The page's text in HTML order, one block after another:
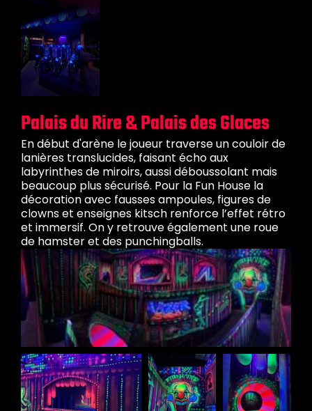
Palais du Rire & Palais des Glaces
En début d'arène le joueur traverse un couloir de
lanières translucides, faisant écho aux
labyrinthes de miroirs, aussi déboussolant mais
beaucoup plus sécurisé. Pour la Fun House la
décoration avec fausses ampoules, figures de
clowns et enseignes kitsch renforce l’effet rétro
et immersif. On y retrouve également une roue
de hamster et des punchingballs.